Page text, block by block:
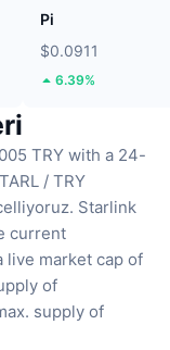
Pi
$0.0911
6.39%
TRY with a 24-
/ TRY
Starlink
current
live market cap of
of
supply of